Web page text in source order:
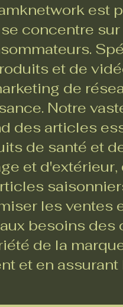
est
concentre
et de
de
Notre
des articles
de santé et
et d'extérieur,
les ventes
besoins des
de la
et en